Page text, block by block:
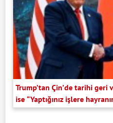
Trump’tan Çin’de tarihi
ise “Yaptığınız işlere